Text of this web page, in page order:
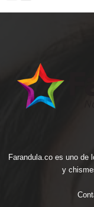
Farandula.co es uno de
y